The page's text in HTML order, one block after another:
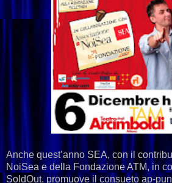
Anche quest’anno SEA, con il
NoiSea e della Fondazione ATM, in
SoldOut, promuove il consueto ap-